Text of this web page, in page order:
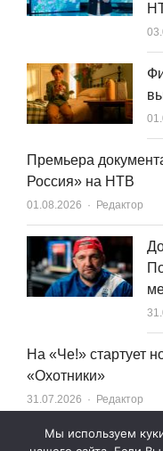
Премьера
Россия» на НТВ
01.08.2026 Author
Редактор
На «Че!» стартует
«Охотники»
31.07.2026 Author
Редактор
Мы используем